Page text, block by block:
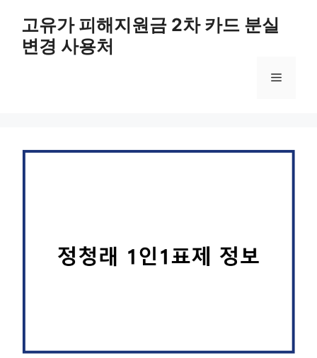
고유가 피해지원금 2차 카드 분실
변경 사용처
메